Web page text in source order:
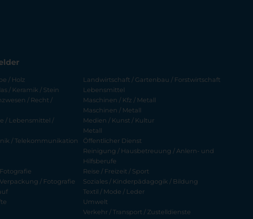
/ Holz
/ Keramik / Stein
/ Recht /
/ Lebensmittel /
/ Telekommunikation
/ Fotografie
Landwirtschaft / Gartenbau / Forstwirtschaft
Lebensmittel
Maschinen / Kfz / Metall
Maschinen / Metall
Medien / Kunst / Kultur
Metall
Öffentlicher Dienst
Reinigung / Hausbetreuung / Anlern- und
Hilfsberufe
Reise / Freizeit / Sport
Soziales / Kinderpädagogik / Bildung
Textil / Mode / Leder
Umwelt
Verkehr / Transport / Zustelldienste